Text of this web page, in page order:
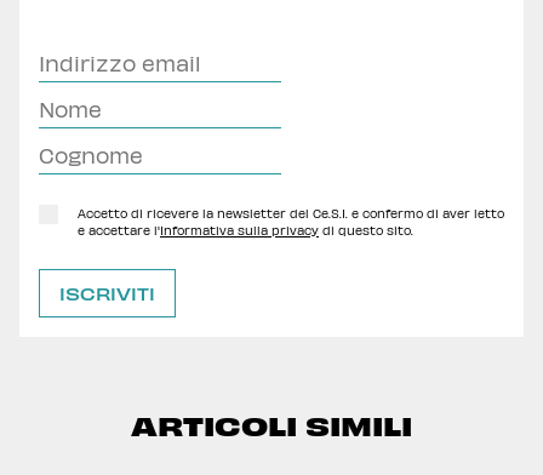
Accetto di ricevere la newsletter del Ce.S.I. e confermo di aver letto
e accettare l'Informativa sulla privacy di questo sito.
ARTICOLI SIMILI